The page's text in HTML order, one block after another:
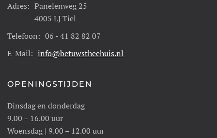
Adres: Panelenweg 25
4005 LJ Tiel
Telefoon: 06 - 41 82 82 07
E-Mail: info@betuwstheehuis.nl
OPENINGSTIJDEN
Dinsdag en donderdag
9.00 – 16.00 uur
Woensdag | 9.00 – 12.00 uur